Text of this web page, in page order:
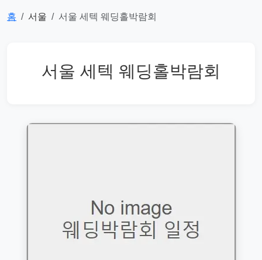
홈 서울 서울 세텍 웨딩홀박람회
서울 세텍 웨딩홀박람회